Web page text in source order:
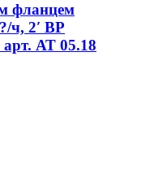
фланцем
ч, 2′ ВР
АТ 05.18